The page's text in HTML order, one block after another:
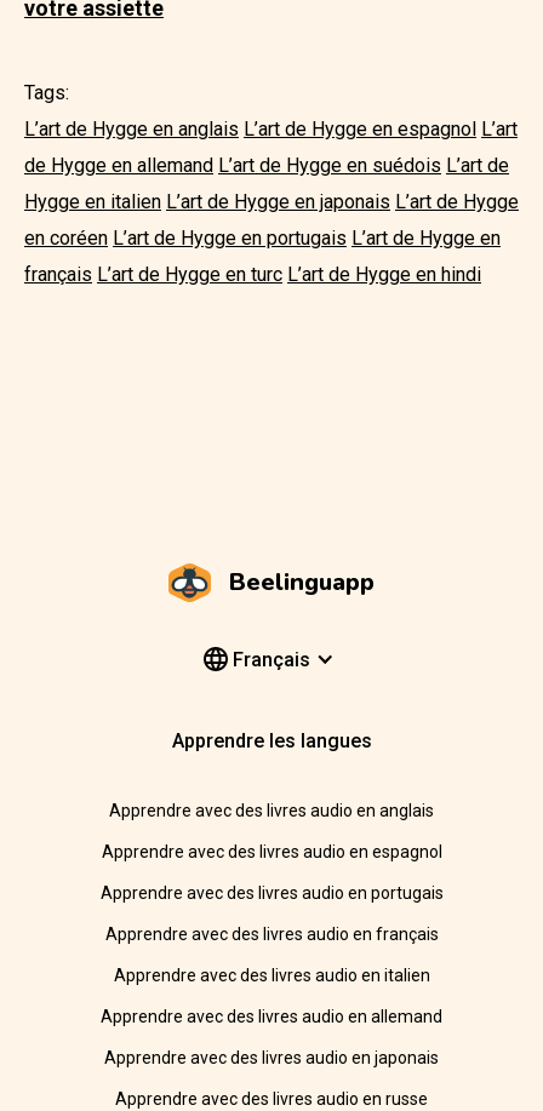
votre assiette
Tags:
L’art de Hygge en anglais L’art de Hygge en espagnol L’art
de Hygge en allemand L’art de Hygge en suédois L’art de
Hygge en italien L’art de Hygge en japonais L’art de Hygge
en coréen L’art de Hygge en portugais L’art de Hygge en
français L’art de Hygge en turc L’art de Hygge en hindi
Beelinguapp
Français
Apprendre les langues
Apprendre avec des livres audio en anglais
Apprendre avec des livres audio en espagnol
Apprendre avec des livres audio en portugais
Apprendre avec des livres audio en français
Apprendre avec des livres audio en italien
Apprendre avec des livres audio en allemand
Apprendre avec des livres audio en japonais
Apprendre avec des livres audio en russe